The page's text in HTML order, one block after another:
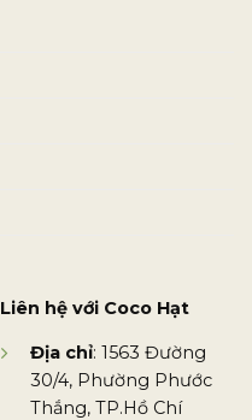
Liên hệ với Coco Hạt
Địa chỉ: 1563 Đường
30/4, Phường Phước
Thắng, TP.Hồ Chí